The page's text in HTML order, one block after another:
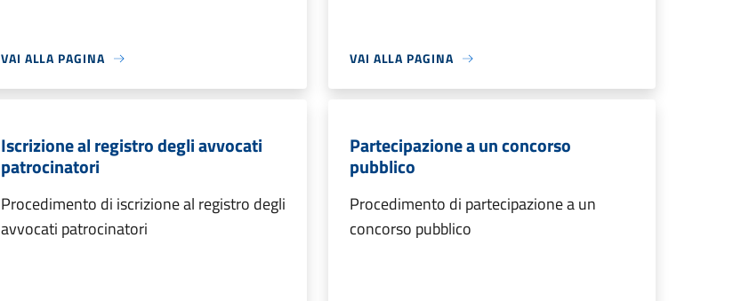
VAI ALLA PAGINA VAI ALLA PAGINA
Iscrizione al registro degli avvocati
patrocinatori
Procedimento di iscrizione al registro degli
avvocati patrocinatori
Partecipazione a un concorso
pubblico
Procedimento di partecipazione a un
concorso pubblico